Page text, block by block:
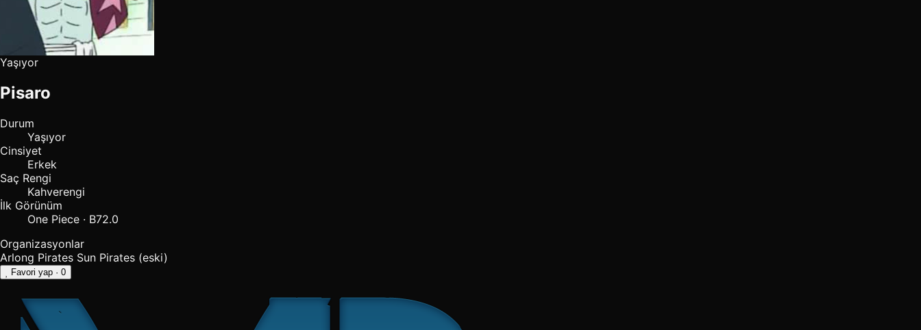
Yaşıyor
Pisaro
Durum
Yaşıyor
Cinsiyet
Erkek
Saç Rengi
Kahverengi
İlk Görünüm
One Piece · B72.0
Organizasyonlar
Arlong Pirates Sun Pirates (eski)
Favori yap · 0